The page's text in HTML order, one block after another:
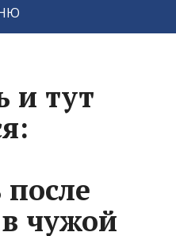
и тут
после
чужой